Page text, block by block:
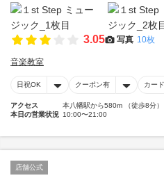
3.05 写真 10枚
音楽教室
日祝OK クーポン有 カー
アクセス
本八幡駅から580m （徒歩8分）
本日の営業状況 10:00〜21:00
店舗公式